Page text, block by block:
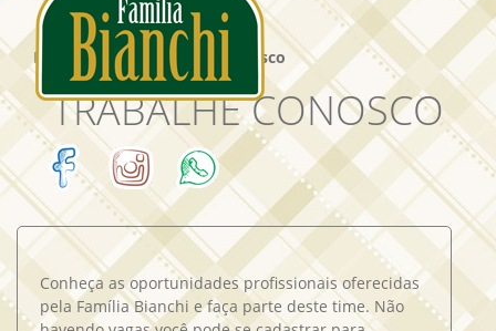
Página Inicial Trabalhe Conosco
TRABALHE CONOSCO
Conheça as oportunidades profissionais oferecidas
pela Família Bianchi e faça parte deste time. Não